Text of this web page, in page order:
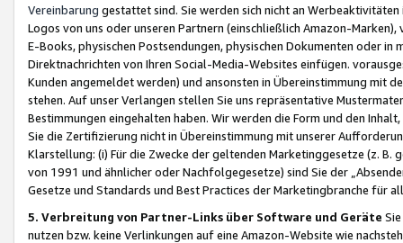
Vereinbarung gestattet sind. Sie werden sich nicht an
Logos von uns oder unseren Partnern (einschließlich Amazon-
E-Books, physischen Postsendungen, physischen Dokumenten oder in
Direktnachrichten von Ihren Social-Media-Websites einfügen.
Kunden angemeldet werden) und ansonsten in Übereinstimmung mit
stehen. Auf unser Verlangen stellen Sie uns repräsentative
Bestimmungen eingehalten haben. Wir werden die Form und den
Sie die Zertifizierung nicht in Übereinstimmung mit unserer
Klarstellung: (i) Für die Zwecke der geltenden Marketinggesetze (z. B.
von 1991 und ähnlicher oder Nachfolgegesetze) sind Sie der
Gesetze und Standards und Best Practices der Marketingbranche für
5. Verbreitung von Partner-Links über Software und Geräte
nutzen bzw. keine Verlinkungen auf eine Amazon-Website wie